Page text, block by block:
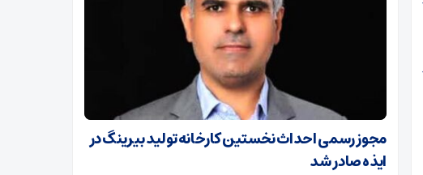
مجوز رسمی احداث نخستین کارخانه تولید بیرینگ در
ایذه صادر شد